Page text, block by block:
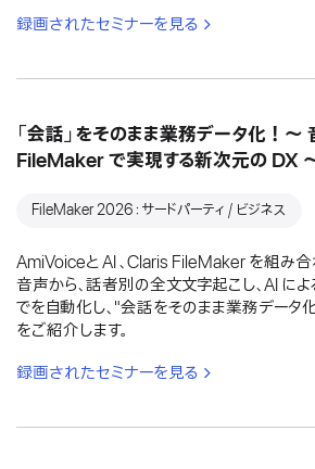
録画されたセミナーを見る
「会話」をそのまま業務データ化！
FileMaker で実現する新次元の DX
FileMaker 2026：サードパーティ / ビジネス
AmiVoiceと AI 、Claris FileMaker を組み合
音声から、話者別の全文文字起こし、AI に
でを自動化し、"会話をそのまま業務データ
をご紹介します。
録画されたセミナーを見る